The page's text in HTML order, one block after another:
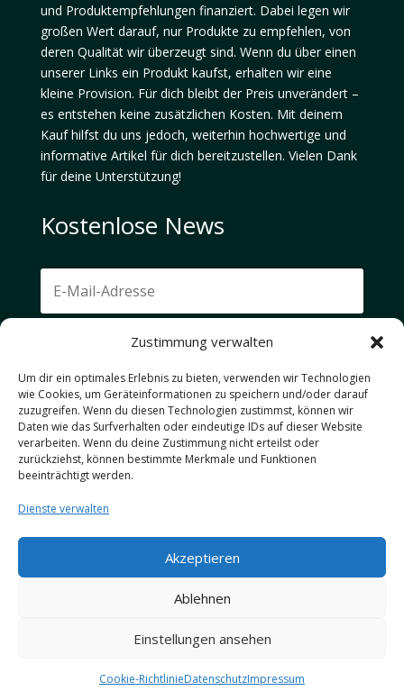
Zustimmung verwalten
Um dir ein optimales Erlebnis zu bieten, verwenden wir Technologien
wie Cookies, um Geräteinformationen zu speichern und/oder darauf
zuzugreifen. Wenn du diesen Technologien zustimmst, können wir
Daten wie das Surfverhalten oder eindeutige IDs auf dieser Website
verarbeiten. Wenn du deine Zustimmung nicht erteilst oder
zurückziehst, können bestimmte Merkmale und Funktionen
beeinträchtigt werden.
Dienste verwalten
Akzeptieren
Ablehnen
Einstellungen ansehen
Cookie-RichtlinieDatenschutzImpressum
und Produktempfehlungen finanziert. Dabei legen wir
großen Wert darauf, nur Produkte zu empfehlen, von
deren Qualität wir überzeugt sind. Wenn du über einen
unserer Links ein Produkt kaufst, erhalten wir eine
kleine Provision. Für dich bleibt der Preis unverändert –
es entstehen keine zusätzlichen Kosten. Mit deinem
Kauf hilfst du uns jedoch, weiterhin hochwertige und
informative Artikel für dich bereitzustellen. Vielen Dank
für deine Unterstützung!
Kostenlose News
Ich akzeptiere die Datenschutzbestimmungen.
Abonnieren
Deine E-Mail-Adresse wird ausschließlich genutzt, um
dir unseren Newsletter und Informationen zu den
neuesten Aktivitäten auf unseren Blogs zuzusenden.
Du kannst dich jederzeit über den Abmeldelink im